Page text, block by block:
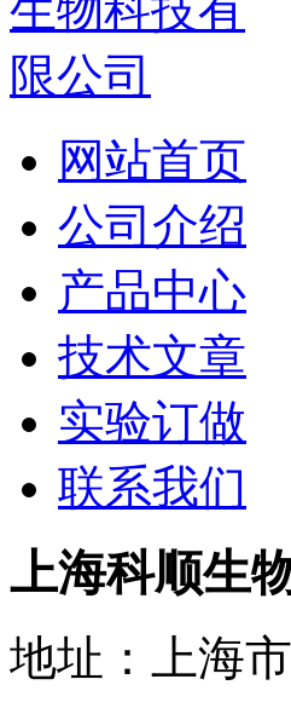
网站首页
公司介绍
产品中心
技术文章
实验订做
联系我们
上海科顺生
地址：上海